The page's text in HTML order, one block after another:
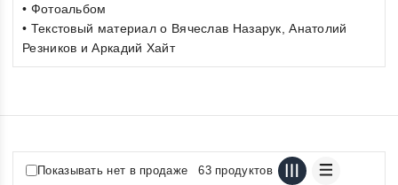
• Фотоальбом
• Текстовый материал о Вячеслав Назарук, Анатолий
Резников и Аркадий Хайт
Показывать нет в продаже 63 продуктов